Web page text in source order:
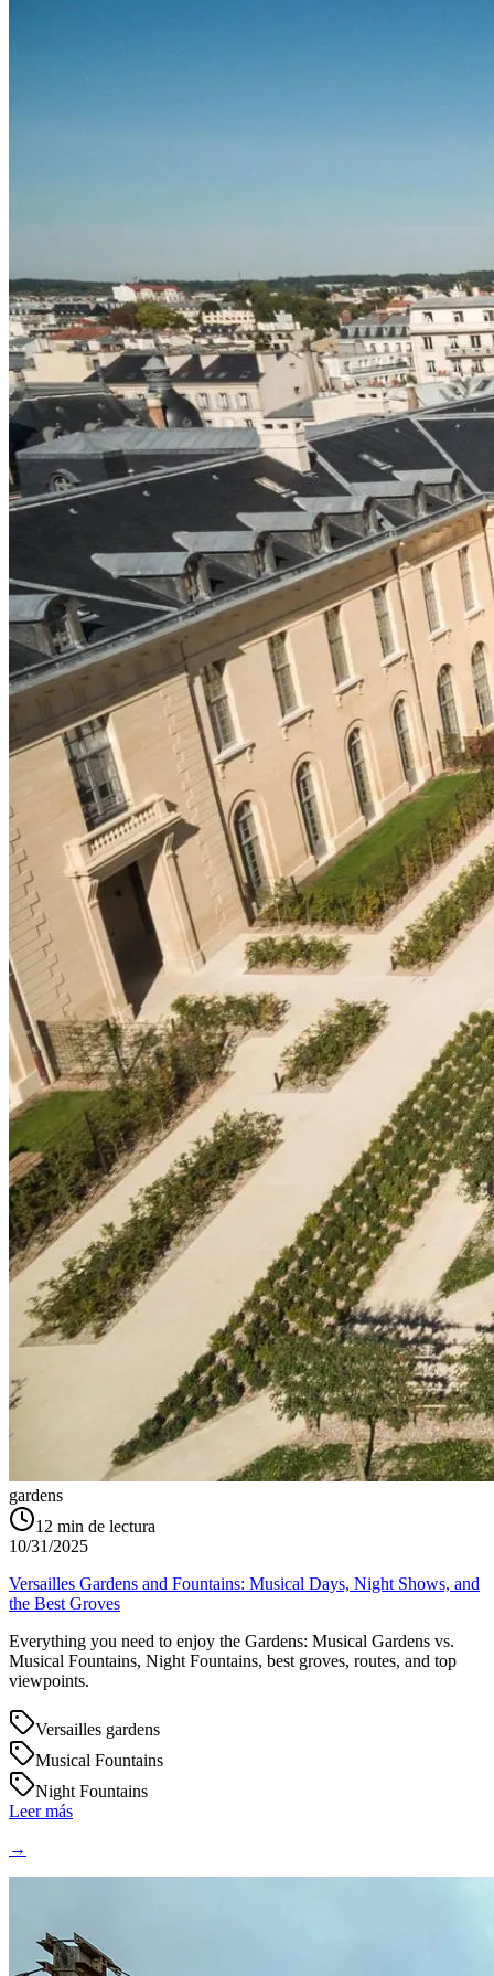
gardens
12 min de lectura
10/31/2025
Versailles Gardens and Fountains: Musical Days, Night Shows, and
the Best Groves
Everything you need to enjoy the Gardens: Musical Gardens vs.
Musical Fountains, Night Fountains, best groves, routes, and top
viewpoints.
Versailles gardens
Musical Fountains
Night Fountains
Leer más
→